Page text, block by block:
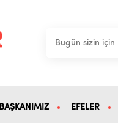
BAŞKANIMIZ EFELER